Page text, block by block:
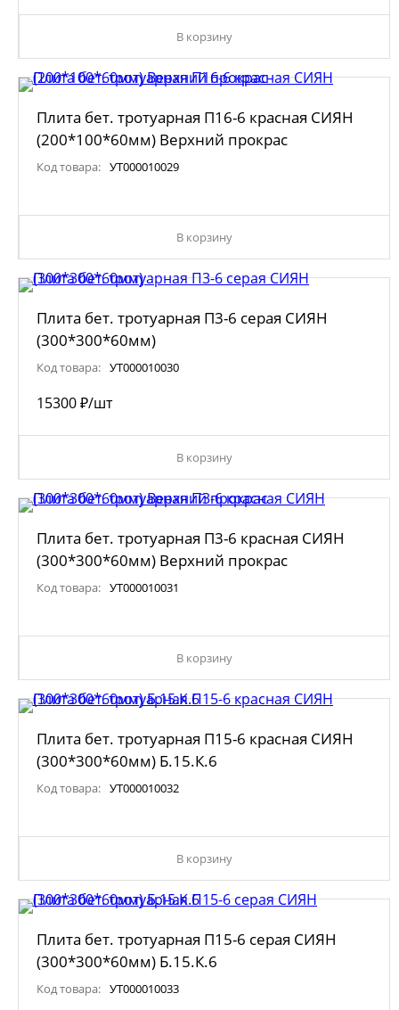
В корзину
Плита бет. тротуарная П16-6 красная СИЯН
(200*100*60мм) Верхний прокрас
Код товара: УТ000010029
В корзину
Плита бет. тротуарная П3-6 серая СИЯН
(300*300*60мм)
Код товара: УТ000010030
15300₽/шт
В корзину
Плита бет. тротуарная П3-6 красная СИЯН
(300*300*60мм) Верхний прокрас
Код товара: УТ000010031
В корзину
Плита бет. тротуарная П15-6 красная СИЯН
(300*300*60мм) Б.15.К.6
Код товара: УТ000010032
В корзину
Плита бет. тротуарная П15-6 серая СИЯН
(300*300*60мм) Б.15.К.6
Код товара: УТ000010033